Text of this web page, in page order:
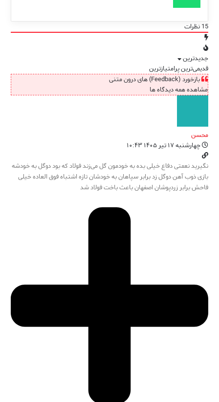
15نظرات
جدیدترین
قدیمی‌ترینپرامتیازترین
بازخورد (Feedback) های درون متنی
مشاهده همه دیدگاه ها
محسن
چهارشنبه ۱۷ تیر ۱۴۰۵ ۱۰:۴۳
نگیرید نعمتی دفاع خیلی بده به خودمون گل می‌زند فولاد که بود دوگل به خودشه
بازی ذوب آهن دوگل زد برابر سپاهان به خودشان تازه اشتباه فوق العاده خیلی
فاحش برابر زردپوشان اصفهان باعث باخت فولاد شد